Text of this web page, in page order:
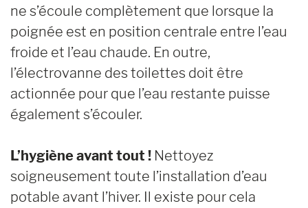
ne s’écoule complètement que lorsque la
poignée est en position centrale entre l’eau
froide et l’eau chaude. En outre,
l’électrovanne des toilettes doit être
actionnée pour que l’eau restante puisse
également s’écouler.
L’hygiène avant tout ! Nettoyez
soigneusement toute l’installation d’eau
potable avant l’hiver. Il existe pour cela